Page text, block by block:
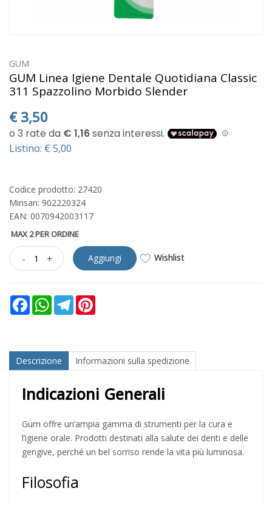
GUM
GUM Linea Igiene Dentale Quotidiana Classic
311 Spazzolino Morbido Slender
€ 3,50
Listino: € 5,00
Codice prodotto: 27420
Minsan: 902220324
EAN: 0070942003117
MAX 2 PER ORDINE
- + Aggiungi Wishlist
FacebookWhatsAppTelegram
Descrizione Informazioni sulla spedizione
Indicazioni Generali
Gum offre un’ampia gamma di strumenti per la cura e
l’igiene orale. Prodotti destinati alla salute dei denti e delle
gengive, perché un bel sorriso rende la vita più luminosa.
Filosofia